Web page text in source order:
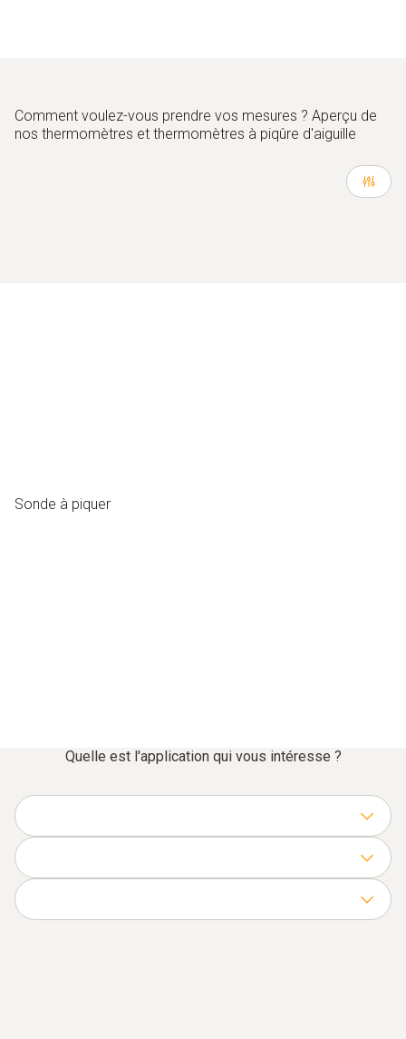
Comment voulez-vous prendre vos mesures ? Aperçu de
nos thermomètres et thermomètres à piqûre d'aiguille
Sonde à piquer
Quelle est l'application qui vous intéresse ?